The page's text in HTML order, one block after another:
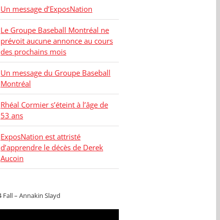
Un message d’ExposNation
Le Groupe Baseball Montréal ne
prévoit aucune annonce au cours
des prochains mois
Un message du Groupe Baseball
Montréal
Rhéal Cormier s’éteint à l’âge de
53 ans
ExposNation est attristé
d’apprendre le décès de Derek
Aucoin
Fall – Annakin Slayd